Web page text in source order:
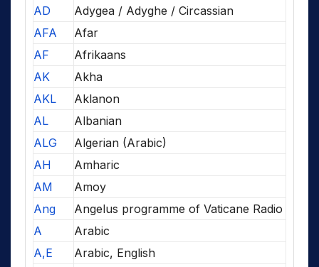
AD
Adygea / Adyghe / Circassian
AFA
Afar
AF
Afrikaans
AK
Akha
AKL
Aklanon
AL
Albanian
ALG
Algerian (Arabic)
AH
Amharic
AM
Amoy
Ang
Angelus programme of Vaticane Radio
A
Arabic
A,E
Arabic, English